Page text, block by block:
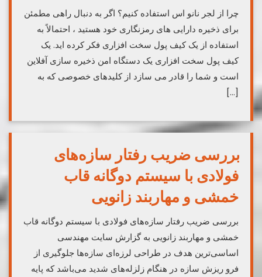
چرا از لجر نانو اس استفاده کنیم؟ اگر به دنبال راهی مطمئن
برای ذخیره دارایی های رمزنگاری خود هستید ، احتمالاً به
استفاده از یک کیف پول سخت افزاری فکر کرده اید. یک
کیف پول سخت افزاری یک دستگاه امن ذخیره سازی آفلاین
است و شما را قادر می سازد از کلیدهای خصوصی که به
[…]
بررسی ضریب رفتار سازه‌های
فولادی با سیستم دوگانه قاب
خمشی و مهاربند زانویی
بررسی ضریب رفتار سازه‌های فولادی با سیستم دوگانه قاب
خمشی و مهاربند زانویی به گزارش سایت مهندسی
اساسی‌ترین هدف در طراحی لرزه‌ای سازه‌ها جلوگیری از
فرو ریزش سازه در هنگام زلزله‌های شدید می‌باشد که پایه